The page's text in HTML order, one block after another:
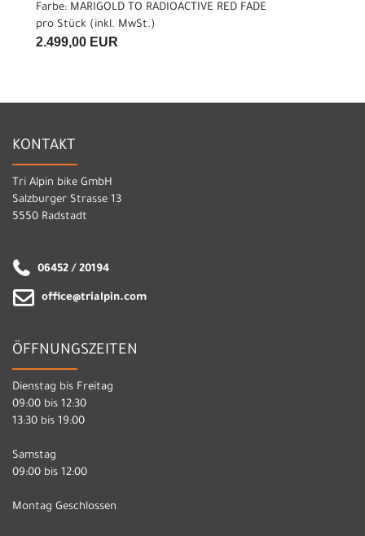
Farbe: MARIGOLD TO RADIOACTIVE RED FADE
pro Stück (inkl. MwSt.)
2.499,00 EUR
KONTAKT
Tri Alpin bike GmbH
Salzburger Strasse 13
5550 Radstadt
06452 / 20194
office@trialpin.com
ÖFFNUNGSZEITEN
Dienstag bis Freitag
09:00 bis 12:30
13:30 bis 19:00
Samstag
09:00 bis 12:00
Montag Geschlossen